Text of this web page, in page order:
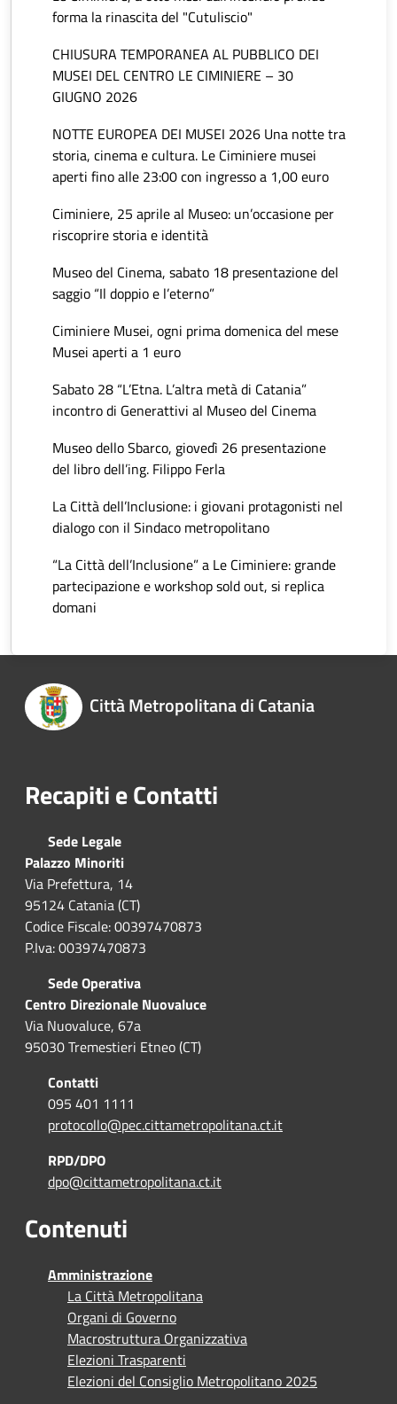
forma la rinascita del "Cutuliscio"
CHIUSURA TEMPORANEA AL PUBBLICO DEI
MUSEI DEL CENTRO LE CIMINIERE – 30
GIUGNO 2026
NOTTE EUROPEA DEI MUSEI 2026 Una notte tra
storia, cinema e cultura. Le Ciminiere musei
aperti fino alle 23:00 con ingresso a 1,00 euro
Ciminiere, 25 aprile al Museo: un’occasione per
riscoprire storia e identità
Museo del Cinema, sabato 18 presentazione del
saggio “Il doppio e l’eterno”
Ciminiere Musei, ogni prima domenica del mese
Musei aperti a 1 euro
Sabato 28 “L’Etna. L’altra metà di Catania”
incontro di Generattivi al Museo del Cinema
Museo dello Sbarco, giovedì 26 presentazione
del libro dell’ing. Filippo Ferla
La Città dell’Inclusione: i giovani protagonisti nel
dialogo con il Sindaco metropolitano
“La Città dell’Inclusione” a Le Ciminiere: grande
partecipazione e workshop sold out, si replica
domani
Città Metropolitana di Catania
Recapiti e Contatti
Sede Legale
Palazzo Minoriti
Via Prefettura, 14
95124 Catania (CT)
Codice Fiscale: 00397470873
P.Iva: 00397470873
Sede Operativa
Centro Direzionale Nuovaluce
Via Nuovaluce, 67a
95030 Tremestieri Etneo (CT)
Contatti
095 401 1111
protocollo@pec.cittametropolitana.ct.it
RPD/DPO
dpo@cittametropolitana.ct.it
Contenuti
Amministrazione
La Città Metropolitana
Organi di Governo
Macrostruttura Organizzativa
Elezioni Trasparenti
Elezioni del Consiglio Metropolitano 2025